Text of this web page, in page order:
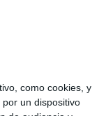
como cookies, y
un dispositivo
08/2026